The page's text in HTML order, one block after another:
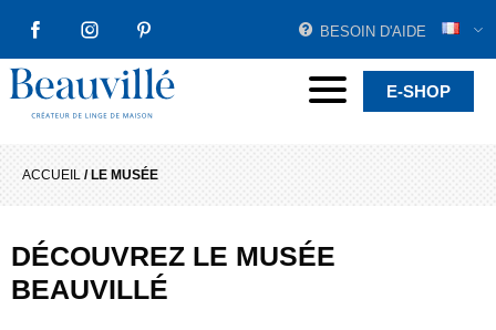
FACEBOOKINSTAGRAMPINTEREST
BESOIN D'AIDE
Beauvillé Créateur par tradition Menu E-SHOP
ACCUEIL / LE MUSÉE
DÉCOUVREZ LE MUSÉE
BEAUVILLÉ